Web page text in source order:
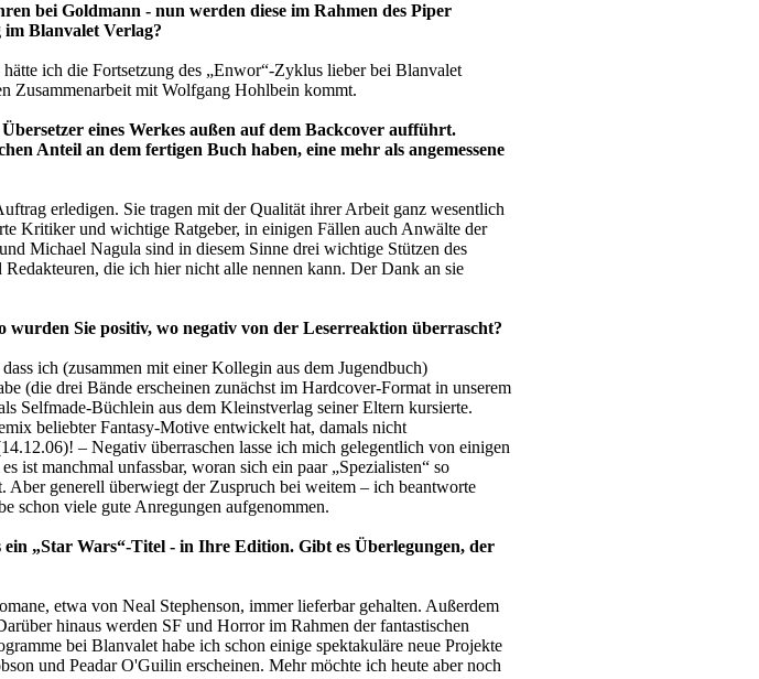
bei Goldmann - nun werden diese im Rahmen des Piper
Blanvalet Verlag?
ich die Fortsetzung des „Enwor“-Zyklus lieber bei Blanvalet
Zusammenarbeit mit Wolfgang Hohlbein kommt.
eines Werkes außen auf dem Backcover aufführt.
Anteil an dem fertigen Buch haben, eine mehr als angemessene
erledigen. Sie tragen mit der Qualität ihrer Arbeit ganz wesentlich
Kritiker und wichtige Ratgeber, in einigen Fällen auch Anwälte der
Michael Nagula sind in diesem Sinne drei wichtige Stützen des
die ich hier nicht alle nennen kann. Der Dank an sie
Sie positiv, wo negativ von der Leserreaktion überrascht?
ich (zusammen mit einer Kollegin aus dem Jugendbuch)
(die drei Bände erscheinen zunächst im Hardcover-Format in unserem
Selfmade-Büchlein aus dem Kleinstverlag seiner Eltern kursierte.
beliebter Fantasy-Motive entwickelt hat, damals nicht
– Negativ überraschen lasse ich mich gelegentlich von einigen
ist manchmal unfassbar, woran sich ein paar „Spezialisten“ so
generell überwiegt der Zuspruch bei weitem – ich beantworte
schon viele gute Anregungen aufgenommen.
„Star Wars“-Titel - in Ihre Edition. Gibt es Überlegungen, der
etwa von Neal Stephenson, immer lieferbar gehalten. Außerdem
hinaus werden SF und Horror im Rahmen der fantastischen
bei Blanvalet habe ich schon einige spektakuläre neue Projekte
und Peadar O'Guilin erscheinen. Mehr möchte ich heute aber noch